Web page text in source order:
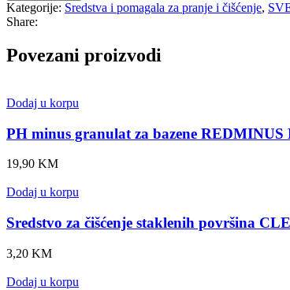
Kategorije: Sredstva i pomagala za pranje i čišćenje,
Share:
Povezani proizvodi
Dodaj u korpu
PH minus granulat za bazene REDMINUS
19,90 KM
Dodaj u korpu
Sredstvo za čišćenje staklenih površina
3,20 KM
Dodaj u korpu